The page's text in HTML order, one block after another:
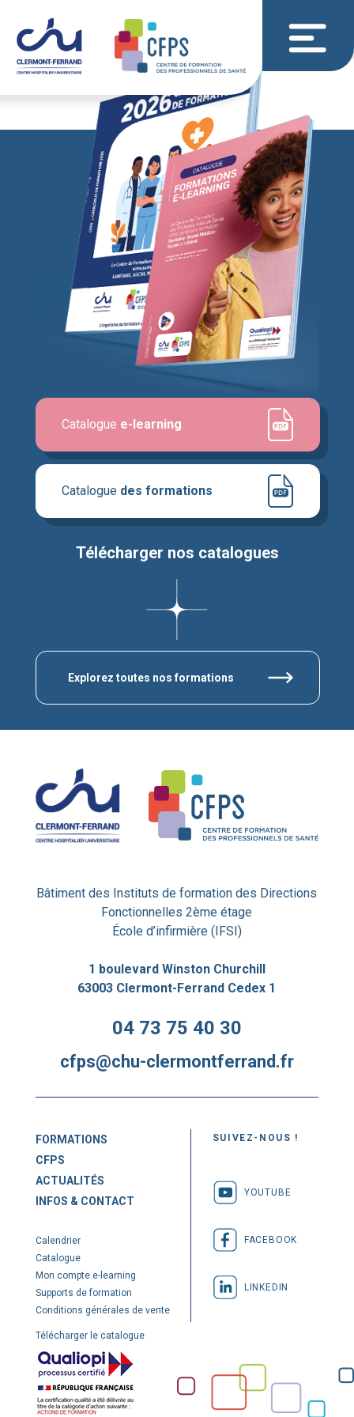
Explorez toutes nos formations
Télécharger nos catalogues
Catalogue des formations
Catalogue e-learning
Bâtiment des Instituts de formation des Directions
Fonctionnelles 2ème étage
École d’infirmière (IFSI)
1 boulevard Winston Churchill
63003 Clermont-Ferrand Cedex 1
04 73 75 40 30
cfps@chu-clermontferrand.fr
FORMATIONS
CFPS
ACTUALITÉS
INFOS & CONTACT
Calendrier
Catalogue
Mon compte e-learning
Supports de formation
Conditions générales de vente
Télécharger le catalogue
SUIVEZ-NOUS !
YOUTUBE
FACEBOOK
LINKEDIN